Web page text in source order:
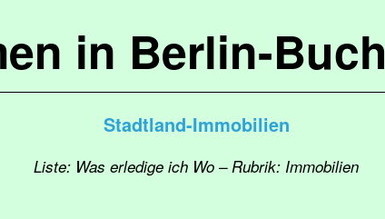
in Berlin-Buch
Stadtland-Immobilien
Liste: Was erledige ich Wo – Rubrik: Immobilien